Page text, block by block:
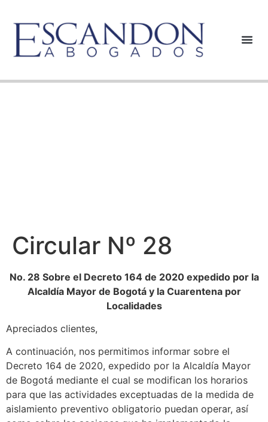
Circular Nº 28
No. 28 Sobre el Decreto 164 de 2020 expedido por la
Alcaldía Mayor de Bogotá y la Cuarentena por
Localidades
Apreciados clientes,
A continuación, nos permitimos informar sobre el
Decreto 164 de 2020, expedido por la Alcaldía Mayor
de Bogotá mediante el cual se modifican los horarios
para que las actividades exceptuadas de la medida de
aislamiento preventivo obligatorio puedan operar, así